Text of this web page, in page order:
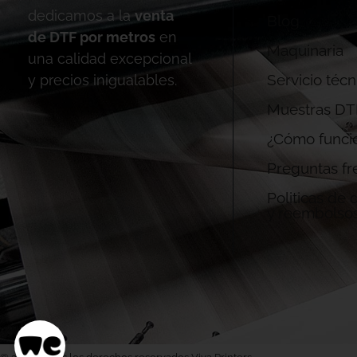
dedicamos a la venta
de DTF por metros en
una calidad excepcional
y precios inigualables.
Maquinaria
Servicio
Muestras
¿Cómo
Preguntas
Politicas de